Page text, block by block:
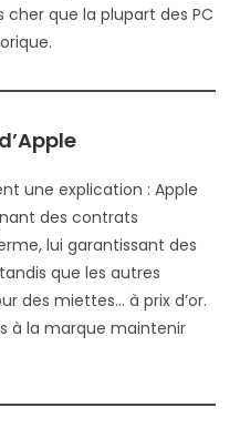
cher que la plupart des PC
une explication : Apple
des contrats
lui garantissant des
que les autres
des miettes… à prix d’or.
à la marque maintenir